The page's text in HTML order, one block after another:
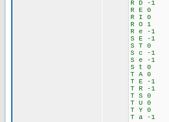
R D -1
R E 0
R I 0
R O 1
R e -1
S E -1
S T 0
S c -1
S e -1
S t 0
T A 0
T E -1
T R -1
T S 0
T U 0
T Y 0
T a -1